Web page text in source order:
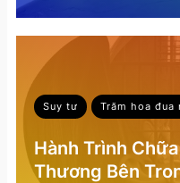
Suy tư Trăm hoa đua
Hành Trình
Thương Bên